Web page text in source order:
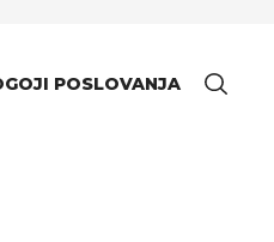
POSLOVANJA